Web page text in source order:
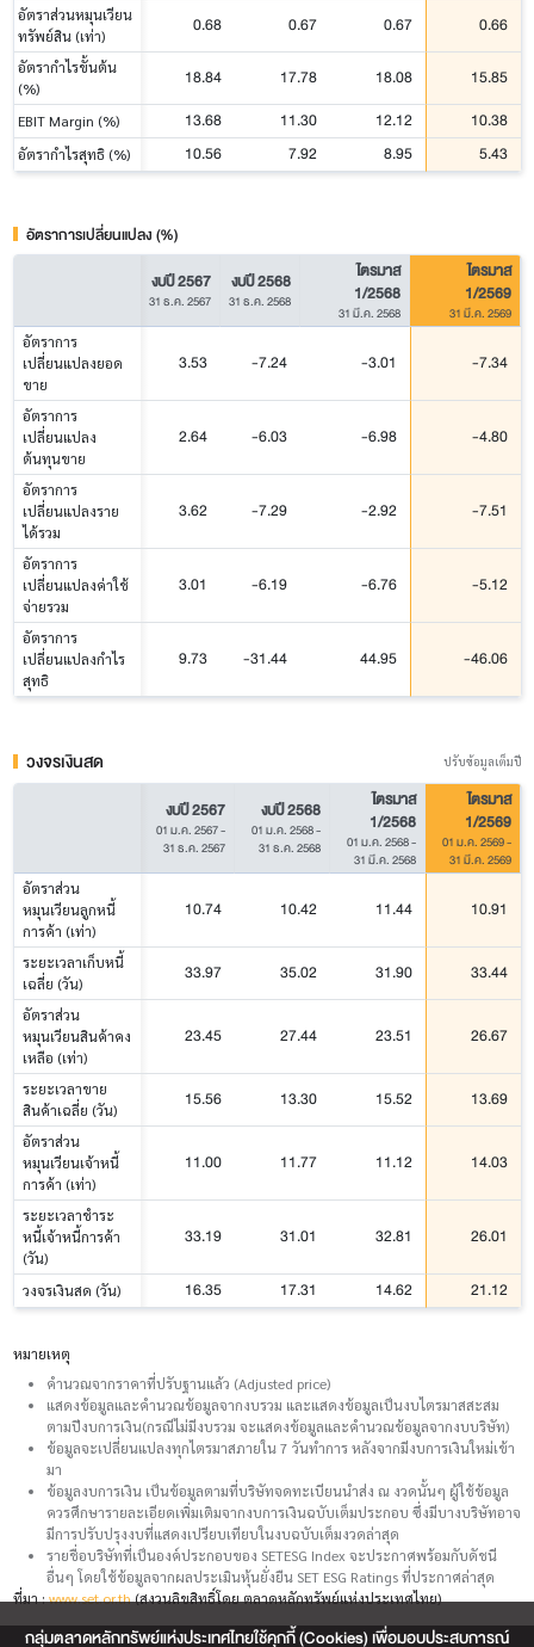
อัตราส่วนหมุนเวียน
ทรัพย์สิน (เท่า)
0.68 0.67 0.67 0.66
อัตรากำไรขั้นต้น
(%)
18.84 17.78 18.08 15.85
EBIT Margin (%) 13.68 11.30 12.12 10.38
อัตรากำไรสุทธิ (%) 10.56 7.92 8.95 5.43
อัตราการเปลี่ยนแปลง (%)
งบปี 2567
31 ธ.ค. 2567
งบปี 2568
31 ธ.ค. 2568
ไตรมาส
1/2568
31 มี.ค. 2568
ไตรมาส
1/2569
31 มี.ค. 2569
อัตราการ
เปลี่ยนแปลงยอด
ขาย
3.53 -7.24 -3.01 -7.34
อัตราการ
เปลี่ยนแปลง
ต้นทุนขาย
2.64 -6.03 -6.98 -4.80
อัตราการ
เปลี่ยนแปลงราย
ได้รวม
3.62 -7.29 -2.92 -7.51
อัตราการ
เปลี่ยนแปลงค่าใช้
จ่ายรวม
3.01 -6.19 -6.76 -5.12
อัตราการ
เปลี่ยนแปลงกำไร
สุทธิ
9.73 -31.44 44.95 -46.06
วงจรเงินสด ปรับข้อมูลเต็มปี
งบปี 2567
01 ม.ค. 2567-
31 ธ.ค. 2567
งบปี 2568
01 ม.ค. 2568-
31 ธ.ค. 2568
ไตรมาส
1/2568
01 ม.ค. 2568-
31 มี.ค. 2568
ไตรมาส
1/2569
01 ม.ค. 2569-
31 มี.ค. 2569
อัตราส่วน
หมุนเวียนลูกหนี้
การค้า (เท่า)
10.74 10.42 11.44 10.91
ระยะเวลาเก็บหนี้
เฉลี่ย (วัน)
33.97 35.02 31.90 33.44
อัตราส่วน
หมุนเวียนสินค้าคง
เหลือ (เท่า)
23.45 27.44 23.51 26.67
ระยะเวลาขาย
สินค้าเฉลี่ย (วัน)
15.56 13.30 15.52 13.69
อัตราส่วน
หมุนเวียนเจ้าหนี้
การค้า (เท่า)
11.00 11.77 11.12 14.03
ระยะเวลาชำระ
หนี้เจ้าหนี้การค้า
(วัน)
33.19 31.01 32.81 26.01
วงจรเงินสด (วัน) 16.35 17.31 14.62 21.12
หมายเหตุ
คำนวณจากราคาที่ปรับฐานแล้ว (Adjusted price)
แสดงข้อมูลและคำนวณข้อมูลจากงบรวม และแสดงข้อมูลเป็นงบไตรมาสสะสม
ตามปีงบการเงิน(กรณีไม่มีงบรวม จะแสดงข้อมูลและคำนวณข้อมูลจากงบบริษัท)
ข้อมูลจะเปลี่ยนแปลงทุกไตรมาสภายใน 7 วันทำการ หลังจากมีงบการเงินใหม่เข้า
มา
ข้อมูลงบการเงิน เป็นข้อมูลตามที่บริษัทจดทะเบียนนำส่ง ณ งวดนั้นๆ ผู้ใช้ข้อมูล
ควรศึกษารายละเอียดเพิ่มเติมจากงบการเงินฉบับเต็มประกอบ ซึ่งมีบางบริษัทอาจ
มีการปรับปรุงงบที่แสดงเปรียบเทียบในงบฉบับเต็มงวดล่าสุด
รายชื่อบริษัทที่เป็นองค์ประกอบของ SETESG Index จะประกาศพร้อมกับดัชนี
อื่นๆ โดยใช้ข้อมูลจากผลประเมินหุ้นยั่งยืน SET ESG Ratings ที่ประกาศล่าสุด
ที่มา :www.set.or.th(สงวนลิขสิทธิ์โดย ตลาดหลักทรัพย์แห่งประเทศไทย)
กลุ่มตลาดหลักทรัพย์แห่งประเทศไทยใช้คุกกี้ (Cookies) เพื่อมอบประสบการณ์